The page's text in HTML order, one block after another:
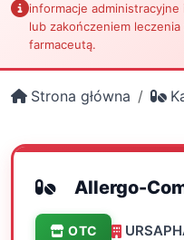
informacje
lub zakończeniem
farmaceutą.
Strona główna
Allergo-
OTC